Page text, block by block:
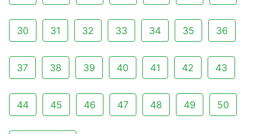
30 31 32 33 34 35 36
37 38 39 40 41 42 43
44 45 46 47 48 49 50